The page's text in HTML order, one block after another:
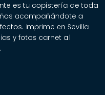
es tu copistería de toda
acompañándote a
Imprime en Sevilla
y fotos carnet al